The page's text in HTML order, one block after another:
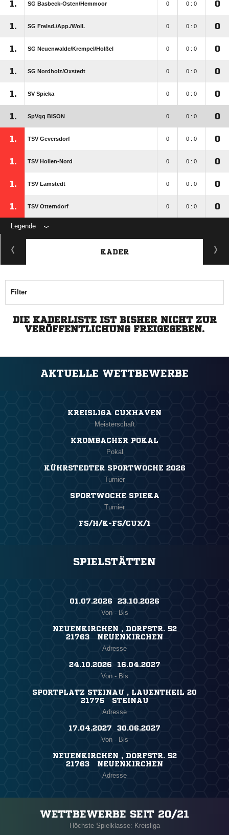
1. SG Basbeck-Osten/​Hemmoor 0 0 : 0 0
1. SG Frelsd./​App./​Woll. 0 0 : 0 0
1. SG Neuenwalde/​Krempel/​Holßel 0 0 : 0 0
1. SG Nordholz/​Oxstedt 0 0 : 0 0
1. SV Spieka 0 0 : 0 0
1. SpVgg BISON 0 0 : 0 0
1. TSV Geversdorf 0 0 : 0 0
1. TSV Hollen-Nord 0 0 : 0 0
1. TSV Lamstedt 0 0 : 0 0
1. TSV Otterndorf 0 0 : 0 0
Legende
KADER
Filter
DIE KADERLISTE IST BISHER NICHT ZUR
VERÖFFENTLICHUNG FREIGEGEBEN.
AKTUELLE WETTBEWERBE
KREISLIGA CUXHAVEN
Meisterschaft
KROMBACHER POKAL
Pokal
KÜHRSTEDTER SPORTWOCHE 2026
Turnier
SPORTWOCHE SPIEKA
Turnier
FS/H/K-FS/CUX/1
SPIELSTÄTTEN
01.07.2026 ​ 23.10.2026
Von - Bis
NEUENKIRCHEN , DORFSTR. 52
21763 NEUENKIRCHEN
Adresse
24.10.2026 ​ 16.04.2027
Von - Bis
SPORTPLATZ STEINAU , LAUENTHEIL 20
21775 STEINAU
Adresse
17.04.2027 ​ 30.06.2027
Von - Bis
NEUENKIRCHEN , DORFSTR. 52
21763 NEUENKIRCHEN
Adresse
WETTBEWERBE SEIT 20/21
Höchste Spielklasse: Kreisliga